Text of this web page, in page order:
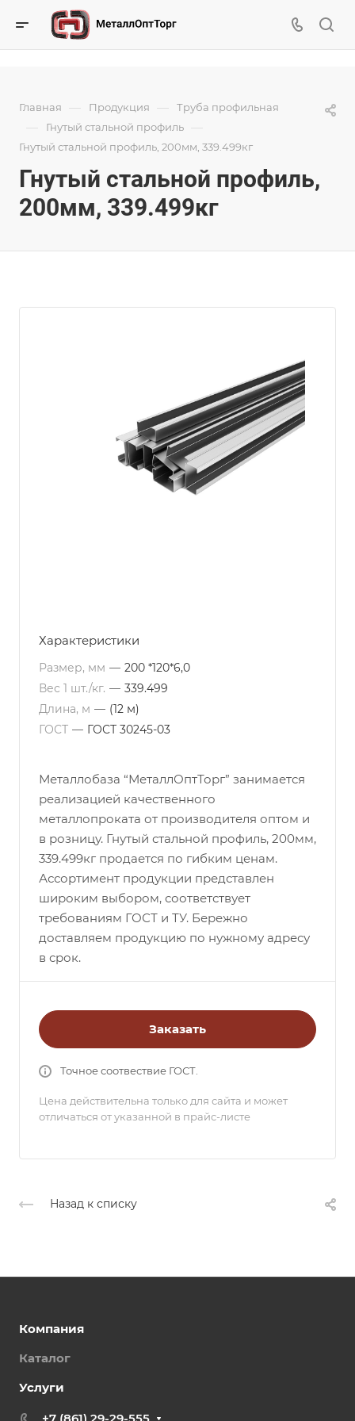
Главная — Продукция — Труба профильная
— Гнутый стальной профиль —
Гнутый стальной профиль, 200мм, 339.499кг
Гнутый стальной профиль,
200мм, 339.499кг
Характеристики
Размер, мм — 200 *120*6,0
Вес 1 шт./кг. — 339.499
Длина, м — (12 м)
ГОСТ — ГОСТ 30245-03
Металлобаза “МеталлОптТорг” занимается
реализацией качественного
металлопроката от производителя оптом и
в розницу. Гнутый стальной профиль, 200мм,
339.499кг продается по гибким ценам.
Ассортимент продукции представлен
широким выбором, соответствует
требованиям ГОСТ и ТУ. Бережно
доставляем продукцию по нужному адресу
в срок.
Заказать
Точное соотвествие ГОСТ.
Цена действительна только для сайта и может
отличаться от указанной в прайс-листе
Назад к списку
Компания
Каталог
Услуги